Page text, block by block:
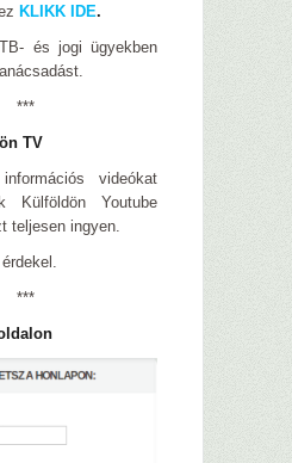
KLIKK IDE.
és jogi ügyekben
***
TV
videókat
Külföldön Youtube
teljesen ingyen.
***